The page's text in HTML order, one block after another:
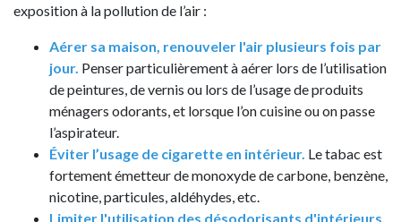
exposition à la pollution de l’air :
Aérer sa maison, renouveler l'air plusieurs fois par
jour. Penser particulièrement à aérer lors de l’utilisation
de peintures, de vernis ou lors de l’usage de produits
ménagers odorants, et lorsque l’on cuisine ou on passe
l’aspirateur.
Éviter l’usage de cigarette en intérieur. Le tabac est
fortement émetteur de monoxyde de carbone, benzène,
nicotine, particules, aldéhydes, etc.
Limiter l'utilisation des désodorisants d'intérieurs,